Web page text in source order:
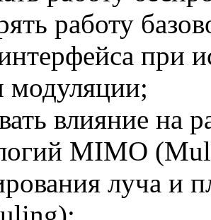
работу
при
модуляции;
влияние на
MIMO (
луча и